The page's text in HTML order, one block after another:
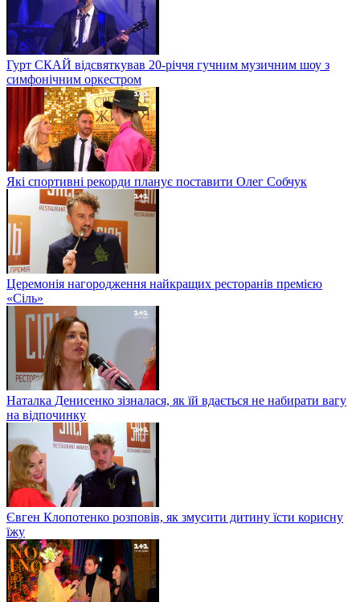
Гурт СКАЙ відсвяткував 20-річчя гучним музичним шоу з
симфонічним оркестром
Які спортивні рекорди планує поставити Олег Собчук
Церемонія нагородження найкращих ресторанів премією
«Сіль»
Наталка Денисенко зізналася, як їй вдається не набирати вагу
на відпочинку
Євген Клопотенко розповів, як змусити дитину їсти корисну
їжу